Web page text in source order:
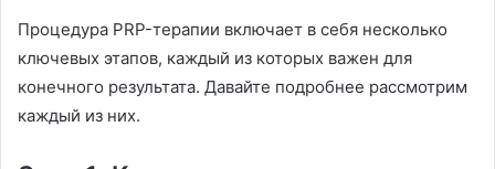
Процедура PRP-терапии включает в себя несколько
ключевых этапов, каждый из которых важен для
конечного результата. Давайте подробнее рассмотрим
каждый из них.